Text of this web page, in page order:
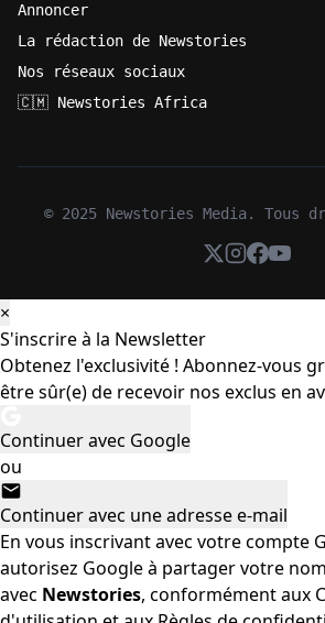
Annoncer
La rédaction de Newstories
Nos réseaux sociaux
🇨🇲 Newstories Africa
© 2025 Newstories Media. Tous
×
S'inscrire à la Newsletter
Obtenez l'exclusivité ! Abonnez-vous
être sûr(e) de recevoir nos exclus en
Continuer avec Google
ou
Continuer avec une adresse e-mail
En vous inscrivant avec votre compte
autorisez Google à partager votre
avec Newstories, conformément aux